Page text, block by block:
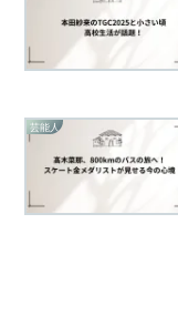
芸能人